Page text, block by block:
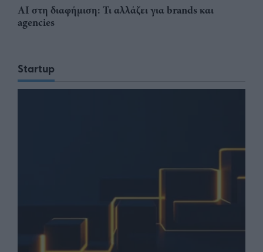
AI στη διαφήμιση: Τι αλλάζει για brands και
agencies
Startup